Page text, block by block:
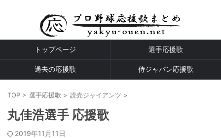
トップページ 選手応援歌
過去の応援歌 侍ジャパン応援歌
TOP > 選手応援歌 > 読売ジャイアンツ >
丸佳浩選手 応援歌
2019年11月11日